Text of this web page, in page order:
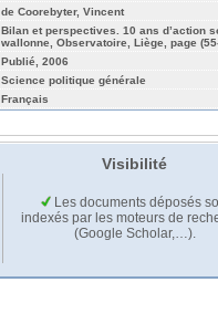
de Coorebyter, Vincent
Bilan et perspectives. 10 ans d’action
wallonne, Observatoire, Liège, page
Publié, 2006
Science politique générale
Français
Visibilité
Les documents déposés
indexés par les moteurs de
(Google Scholar,…).